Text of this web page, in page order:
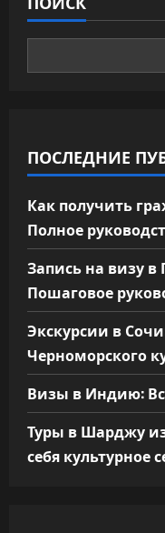
ПОСЛЕДНИЕ
Как получить
Полное
Запись на визу
Пошаговое
Экскурсии в
Черноморского
Визы в Индию:
Туры в Шарджу
себя культурное